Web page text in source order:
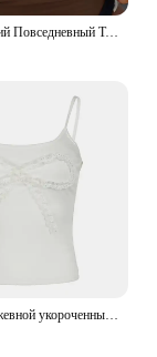
Женский летний Повседневный Топ без рукавов, зеленая Сексуальная Базовая майка составного кроя с открытой спиной, Y2k
Женский Кружевной укороченный топ без рукавов, с нашивками